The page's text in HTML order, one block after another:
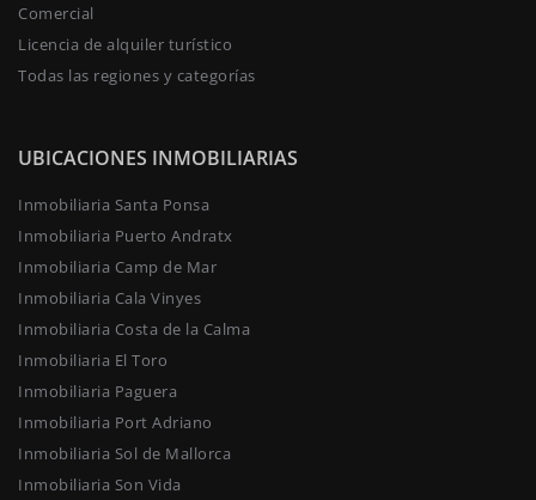
Comercial
Licencia de alquiler turístico
Todas las regiones y categorías
UBICACIONES INMOBILIARIAS
Inmobiliaria Santa Ponsa
Inmobiliaria Puerto Andratx
Inmobiliaria Camp de Mar
Inmobiliaria Cala Vinyes
Inmobiliaria Costa de la Calma
Inmobiliaria El Toro
Inmobiliaria Paguera
Inmobiliaria Port Adriano
Inmobiliaria Sol de Mallorca
Inmobiliaria Son Vida